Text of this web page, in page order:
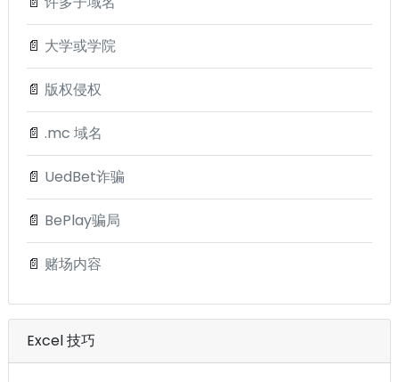
📄 大学或学院
📄 版权侵权
📄 .mc 域名
📄 UedBet诈骗
📄 BePlay骗局
📄 赌场内容
Excel 技巧